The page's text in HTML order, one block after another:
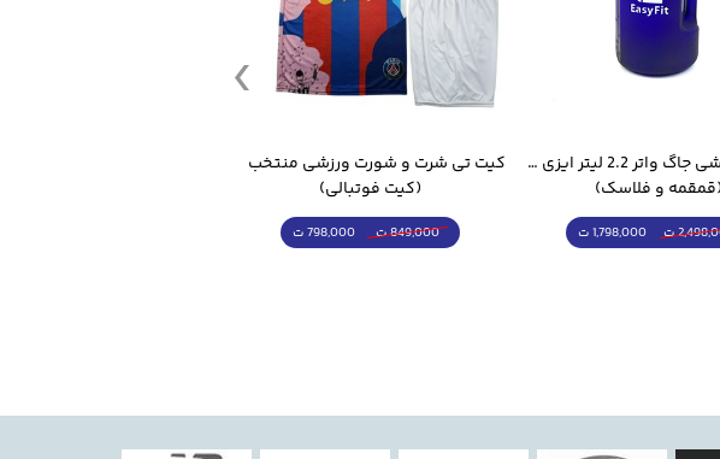
قمقمه ورزشی جاگ واتر 2.2 لیتر ایزی فیت
(قمقمه و فلاسک)
ت 1,798,000 ت
(کیت فوتبالی)
849,000 ت 798,000 ت